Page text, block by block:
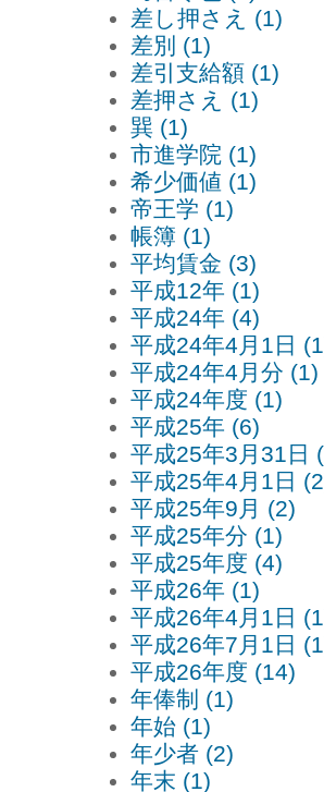
差し押さえ (1)
差別 (1)
差引支給額 (1)
差押さえ (1)
巽 (1)
市進学院 (1)
希少価値 (1)
帝王学 (1)
帳簿 (1)
平均賃金 (3)
平成12年 (1)
平成24年 (4)
平成24年4月1日
平成24年4月分 (1)
平成24年度 (1)
平成25年 (6)
平成25年3月31日
平成25年4月1日
平成25年9月 (2)
平成25年分 (1)
平成25年度 (4)
平成26年 (1)
平成26年4月1日
平成26年7月1日
平成26年度 (14)
年俸制 (1)
年始 (1)
年少者 (2)
年末 (1)